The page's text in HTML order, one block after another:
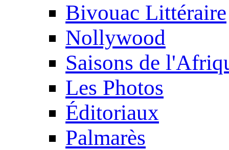
Bivouac Littéraire
Nollywood
Saisons de
Les Photos
Éditoriaux
Palmarès